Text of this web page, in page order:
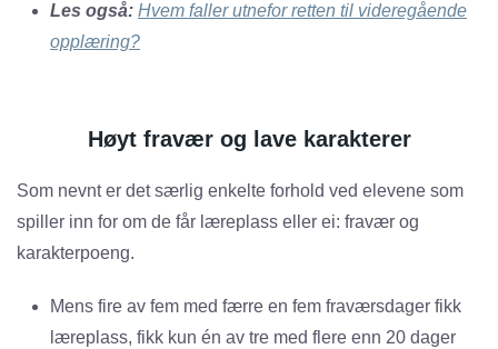
Les også: Hvem faller utnefor retten til videregående
opplæring?
Høyt fravær og lave karakterer
Som nevnt er det særlig enkelte forhold ved elevene som
spiller inn for om de får læreplass eller ei: fravær og
karakterpoeng.
Mens fire av fem med færre en fem fraværsdager fikk
læreplass, fikk kun én av tre med flere enn 20 dager